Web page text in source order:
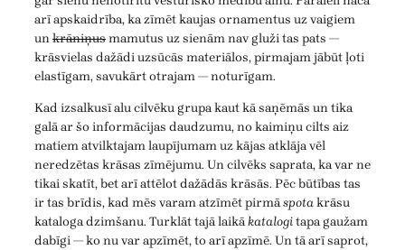
arī apskaidrība, ka zīmēt kaujas ornamentus uz vaigiem
unkrāniņusmamutus uz sienām nav gluži tas pats —
krāsvielas dažādi uzsūcās materiālos, pirmajam jābūt ļoti
elastīgam, savukārt otrajam — noturīgam.
Kad izsalkusī alu cilvēku grupa kaut kā saņēmās un tika
galā ar šo informācijas daudzumu, no kaimiņu cilts aiz
matiem atvilktajam laupījumam uz kājas atklāja vēl
neredzētas krāsas zīmējumu. Un cilvēks saprata, ka var ne
tikai skatīt, bet arī attēlot dažādās krāsās. Pēc būtības tas
ir tas brīdis, kad mēs varam atzīmēt pirmāspotakrāsu
kataloga dzimšanu. Turklāt tajā laikākatalogitapa gaužam
dabīgi — ko nu var apzīmēt, to arī apzīmē. Un tā arī saprot,